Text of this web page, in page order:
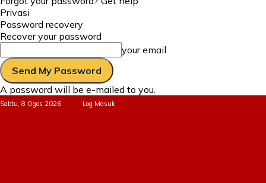
Privasi
Password recovery
Recover your password
your email
A password will be e-mailed to you.
Sabtu, 8 Ogos 2026 Log Masuk